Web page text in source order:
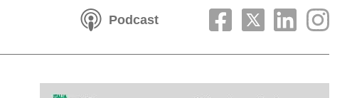
Podcast